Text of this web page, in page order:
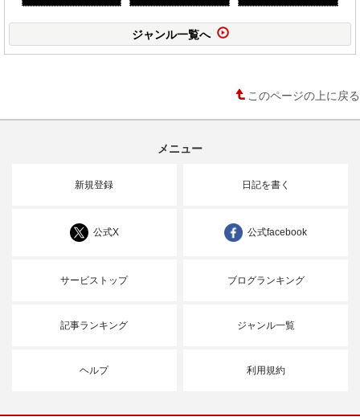
ジャンル一覧へ
このページの上に戻る
メニュー
新規登録 日記を書く
公式X 公式facebook
サービストップ ブログランキング
記事ランキング ジャンル一覧
ヘルプ 利用規約